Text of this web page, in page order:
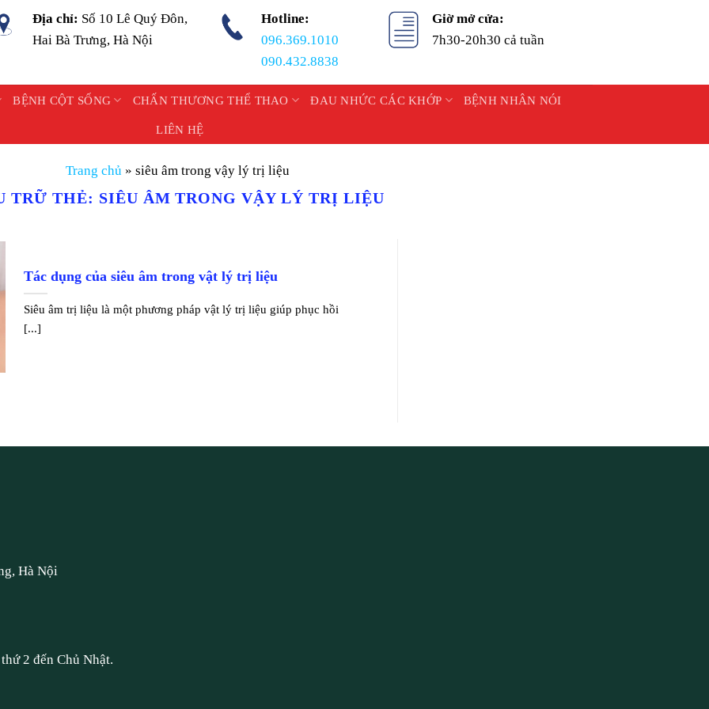
Địa chỉ: Số 10 Lê Quý Đôn,
Hai Bà Trưng, Hà Nội
Hotline:
096.369.1010
090.432.8838
Giờ mở cửa:
7h30-20h30 cả tuần
BỆNH CỘT SỐNG CHẤN THƯƠNG THỂ THAO ĐAU NHỨC CÁC KHỚP BỆNH NHÂN NÓI
LIÊN HỆ
Trang chủ » siêu âm trong vậy lý trị liệu
TRỮ THẺ: SIÊU ÂM TRONG VẬY LÝ TRỊ LIỆU
Tác dụng của siêu âm trong vật lý trị liệu
Siêu âm trị liệu là một phương pháp vật lý trị liệu giúp phục hồi
[...]
Hà Nội
2 đến Chủ Nhật.